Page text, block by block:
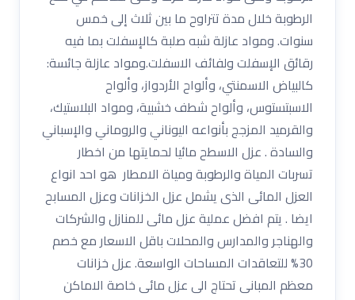
الرطوبة خلال مدة تتراوح ما بين ثلاث إلى خمس
سنوات. ومواد عازلة شبه صلبة كالإسفلت بما فيه
رقائق الإسفلت ولفائف الاسفلت.ومواد عازلة جائسة:
كالبياض الاسمنتي، وألواح الأردواز، وألواح
الاسبتستوس، وألواح شطف خشبية، ومواد البلاستيك،
والقرميد المزجج بأنواعه اليوناني والروماني والإسباني
والسادة . عزل الاسطح مائيا لحمايتها من اخطار
تسربات المياة والرطوبة ومياة الامطار هو احد انواع
العزل المائى الذى يشمل عزل الخزانات وعزل المسابح
ايضا . يتم افضل عملية عزل مائى للمنازل والشركات
والهناجر والمدارس والمحلات باقل الاسعار مع خصم
30% للتعاقدات المساحات الواسعة. عزل خزانات
معظم المبانى تحتاج الى عزل مائى خاصة الاماكن